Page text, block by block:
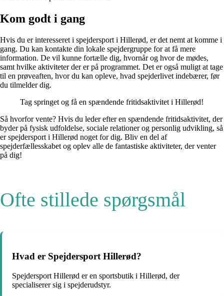
Kom godt i gang
Hvis du er interesseret i spejdersport i Hillerød, er det nemt at komme i
gang. Du kan kontakte din lokale spejdergruppe for at få mere
information. De vil kunne fortælle dig, hvornår og hvor de mødes,
samt hvilke aktiviteter der er på programmet. Det er også muligt at tage
til en prøveaften, hvor du kan opleve, hvad spejderlivet indebærer, før
du tilmelder dig.
Tag springet og få en spændende fritidsaktivitet i Hillerød!
Så hvorfor vente? Hvis du leder efter en spændende fritidsaktivitet, der
byder på fysisk udfoldelse, sociale relationer og personlig udvikling, så
er spejdersport i Hillerød noget for dig. Bliv en del af
spejderfællesskabet og oplev alle de fantastiske aktiviteter, der venter
på dig!
Ofte stillede spørgsmål
Hvad er Spejdersport Hillerød?
Spejdersport Hillerød er en sportsbutik i Hillerød, der
specialiserer sig i spejderudstyr.